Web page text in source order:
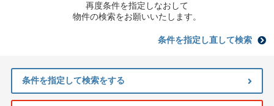
再度条件を指定しなおして
物件の検索をお願いいたします。
条件を指定し直して検索
条件を指定して検索をする